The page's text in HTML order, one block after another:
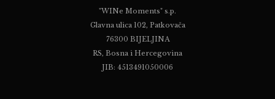
"WINe Moments" s.p.
Glavna ulica 102, Patkovača
76300 BIJELJINA
RS, Bosna i Hercegovina
JIB: 4513491050006